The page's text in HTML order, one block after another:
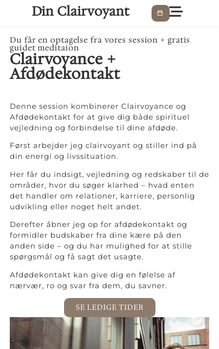
Din Clairvoyant
Du får en optagelse fra vores session + gratis
guidet meditaion
Clairvoyance +
Afdødekontakt
Denne session kombinerer Clairvoyance og
Afdødekontakt for at give dig både spirituel
vejledning og forbindelse til dine afdøde.
Først arbejder jeg clairvoyant og stiller ind på
din energi og livssituation.
Her får du indsigt, vejledning og redskaber til de
områder, hvor du søger klarhed – hvad enten
det handler om relationer, karriere, personlig
udvikling eller noget helt andet.
Derefter åbner jeg op for afdødekontakt og
formidler budskaber fra dine kære på den
anden side – og du har mulighed for at stille
spørgsmål og få sagt det usagte.
Afdødekontakt kan give dig en følelse af
nærvær, ro og svar fra dem, du savner.
SE LEDIGE TIDER